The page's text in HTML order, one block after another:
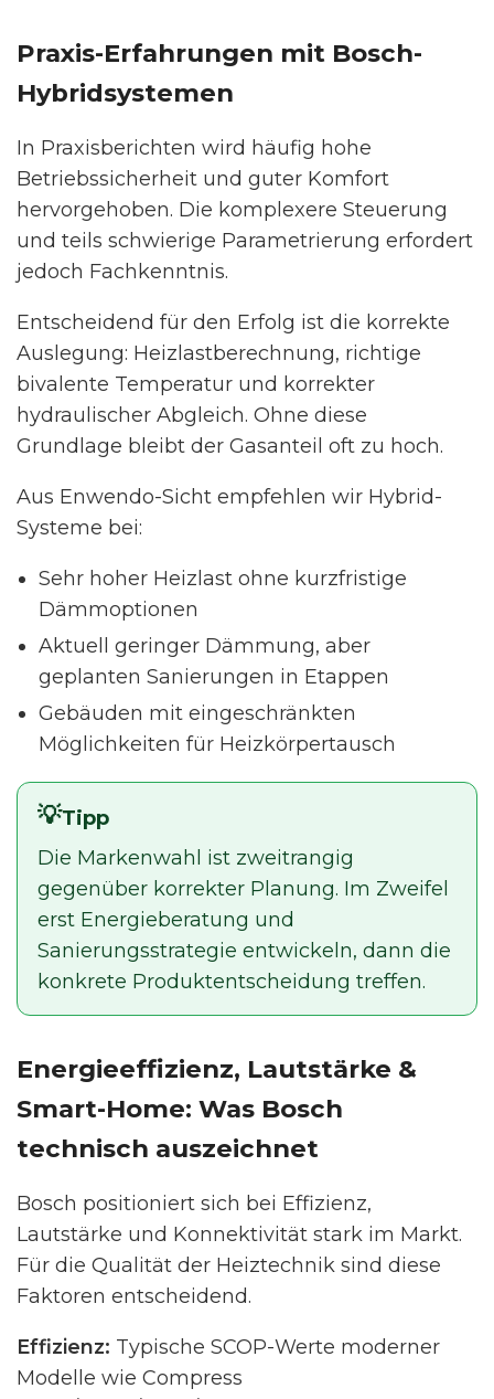
Praxis-Erfahrungen mit Bosch-
Hybridsystemen
In Praxisberichten wird häufig hohe
Betriebssicherheit und guter Komfort
hervorgehoben. Die komplexere Steuerung
und teils schwierige Parametrierung erfordert
jedoch Fachkenntnis.
Entscheidend für den Erfolg ist die korrekte
Auslegung: Heizlastberechnung, richtige
bivalente Temperatur und korrekter
hydraulischer Abgleich. Ohne diese
Grundlage bleibt der Gasanteil oft zu hoch.
Aus Enwendo-Sicht empfehlen wir Hybrid-
Systeme bei:
Sehr hoher Heizlast ohne kurzfristige
Dämmoptionen
Aktuell geringer Dämmung, aber
geplanten Sanierungen in Etappen
Gebäuden mit eingeschränkten
Möglichkeiten für Heizkörpertausch
Tipp
Die Markenwahl ist zweitrangig
gegenüber korrekter Planung. Im Zweifel
erst Energieberatung und
Sanierungsstrategie entwickeln, dann die
konkrete Produktentscheidung treffen.
Energieeffizienz, Lautstärke &
Smart-Home: Was Bosch
technisch auszeichnet
Bosch positioniert sich bei Effizienz,
Lautstärke und Konnektivität stark im Markt.
Für die Qualität der Heiztechnik sind diese
Faktoren entscheidend.
Effizienz: Typische SCOP-Werte moderner
Modelle wie Compress